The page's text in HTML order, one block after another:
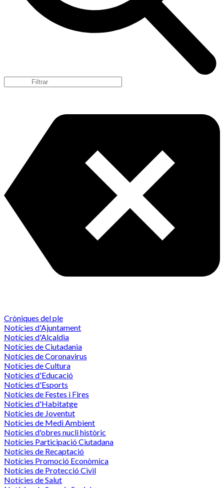
Cròniques del ple
Notícies d'Ajuntament
Notícies d'Alcaldia
Notícies de Ciutadania
Notícies de Coronavirus
Notícies de Cultura
Notícies d'Educació
Notícies d'Esports
Notícies de Festes i Fires
Notícies d'Habitatge
Notícies de Joventut
Notícies de Medi Ambient
Notícies d'obres nucli històric
Notícies Participació Ciutadana
Notícies de Recaptació
Notícies Promoció Econòmica
Notícies de Protecció Civil
Notícies de Salut